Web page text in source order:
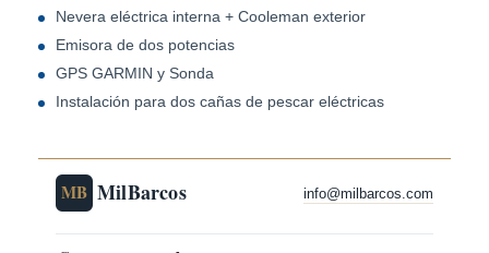
Nevera eléctrica interna + Cooleman exterior
Emisora de dos potencias
GPS GARMIN y Sonda
Instalación para dos cañas de pescar eléctricas
MB MilBarcos info@milbarcos.com